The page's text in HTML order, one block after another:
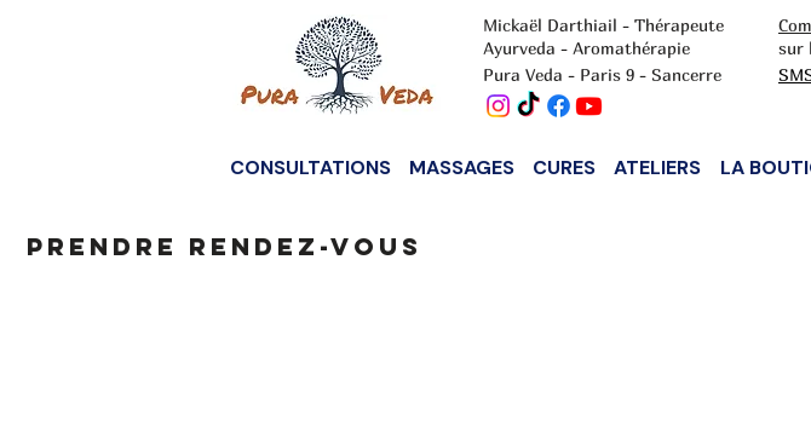
Mickaël Darthiail - Thérapeute
Ayurveda - Aromathérapie
Pura Veda - Paris 9 - Sancerre
sur
CONSULTATIONS MASSAGES CURES ATELIERS LA
PRENDRE RENDEZ-VOUS